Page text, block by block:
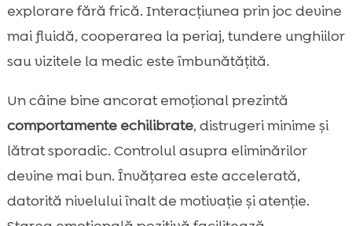
explorare fără frică. Interacțiunea prin joc devine
mai fluidă, cooperarea la periaj, tundere unghiilor
sau vizitele la medic este îmbunătățită.
Un câine bine ancorat emoțional prezintă
comportamente echilibrate, distrugeri minime și
lătrat sporadic. Controlul asupra eliminărilor
devine mai bun. Învățarea este accelerată,
datorită nivelului înalt de motivație și atenție.